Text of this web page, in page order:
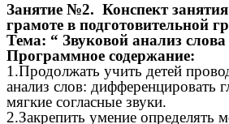
Занятие №2. Конспект
грамоте в подготовительной
Тема: “ Звуковой анализ слова
Программное содержание:
1.Продолжать учить детей
анализ слов: дифференцировать
мягкие согласные звуки.
2.Закрепить умение определять